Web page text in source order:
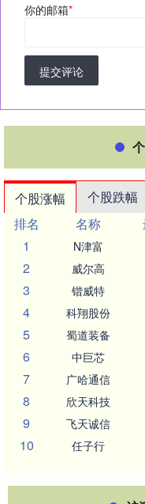
你的邮箱*
提交评论
个股涨幅 个股跌幅
排名
名称
1
N津富
2 威尔高
3 锴威特
4 科翔股份
5 蜀道装备
6 中巨芯
7 广哈通信
8 欣天科技
9 飞天诚信
10 任子行